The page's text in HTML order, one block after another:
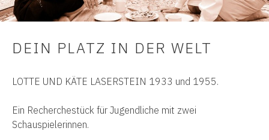
DEIN PLATZ IN DER WELT
LOTTE UND KÄTE LASERSTEIN 1933 und 1955.
Ein Recherchestück für Jugendliche mit zwei
Schauspielerinnen.